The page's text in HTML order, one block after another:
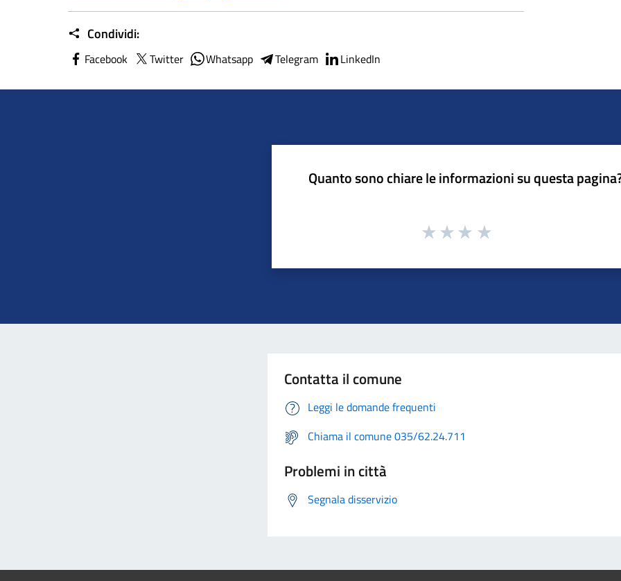
Condividi:
Facebook Twitter Whatsapp Telegram LinkedIn
Quanto sono chiare le informazioni su questa
Contatta il comune
Leggi le domande frequenti
Chiama il comune 035/62.24.711
Problemi in città
Segnala disservizio